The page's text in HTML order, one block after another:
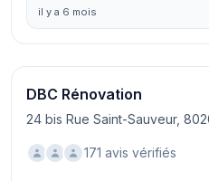
il y a 6 mois
DBC Rénovation
24 bis Rue Saint-Sauveur,
171 avis vérifiés